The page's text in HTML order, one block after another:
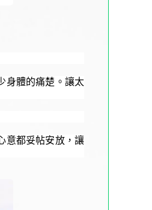
身體的痛楚。讓太
意都妥帖安放，讓